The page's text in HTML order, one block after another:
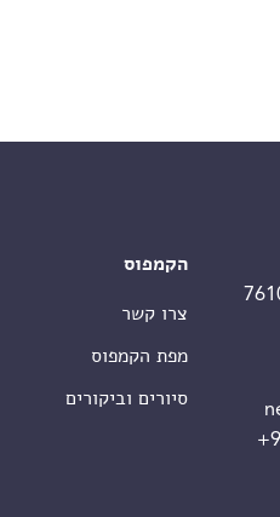
הקמפוס
צרו קשר
מפת הקמפוס
סיורים וביקורים